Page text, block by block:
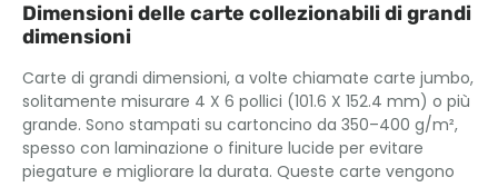
Dimensioni delle carte collezionabili di grandi
dimensioni
Carte di grandi dimensioni, a volte chiamate carte jumbo,
solitamente misurare 4 X 6 pollici (101.6 X 152.4 mm) o più
grande. Sono stampati su cartoncino da 350–400 g/m²,
spesso con laminazione o finiture lucide per evitare
piegature e migliorare la durata. Queste carte vengono